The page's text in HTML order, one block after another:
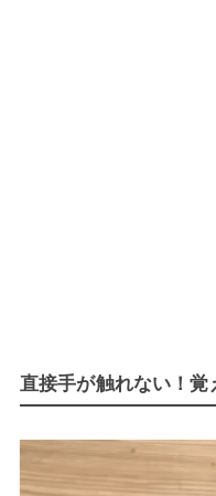
直接手が触れない！